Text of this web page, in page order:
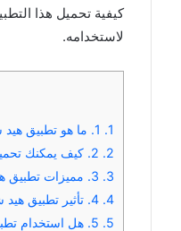
كيفية تحميل هذا
لاستخدامه.
1.
2.
3.
4.
5.